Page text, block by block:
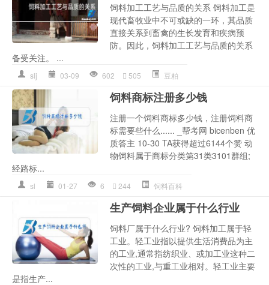
饲料加工工艺与品质的关系 饲料加工是
现代畜牧业中不可或缺的一环，其品质
直接关系到畜禽的生长发育和疾病预
防。因此，饲料加工工艺与品质的关系
备受关注。 ...
slj 03-09 602 505 豆粕
饲料商标注册多少钱
注册一个饲料商标多少钱，注册饲料商
标需要些什么...... _帮考网 bicenben 优
质答主 10-30 TA获得超过6144个赞 动
物饲料属于商标分类第31类3101群组;
经路标...
sl 01-27 6 244 饲料百科
生产饲料企业属于什么行业
饲料厂属于什么行业? 饲料加工属于轻
工业。轻工业指以提供生活消费品为主
的工业,通常指纺织业、或加工业这种二
次性的工业,与重工业相对。轻工业主要
是指生产...